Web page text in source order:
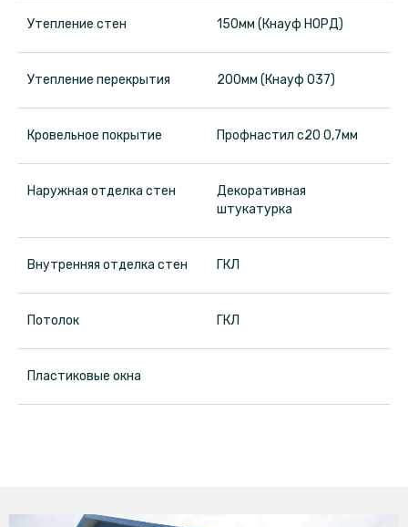
Утепление стен 150мм (Кнауф НОРД)
Утепление перекрытия 200мм (Кнауф 037)
Кровельное покрытие Профнастил с20 0,7мм
Наружная отделка стен
Декоративная
штукатурка
Внутренняя отделка стен ГКЛ
Потолок ГКЛ
Пластиковые окна